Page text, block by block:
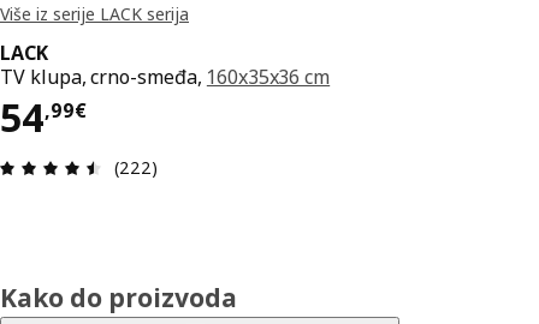
Više iz serije LACK serija
LACK
TV klupa, crno-smeđa, 160x35x36 cm
54,99€
Cijena 54,99€
Ocjena i recenzija: 4.5 od 5 zvjezdica. Ukupno
(222)
Kako do proizvoda